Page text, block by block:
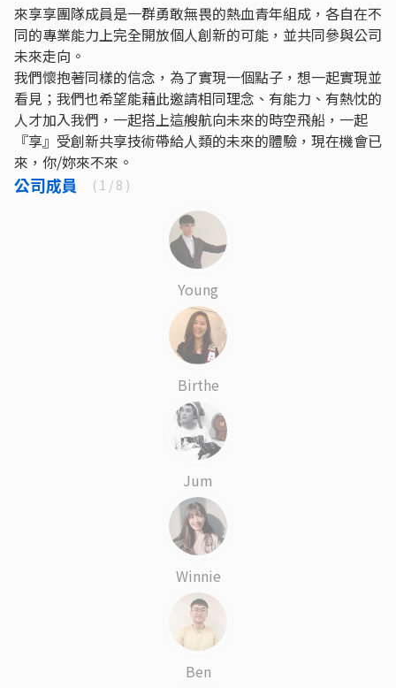
來享享團隊成員是一群勇敢無畏的熱血青年組成，各自在不
同的專業能力上完全開放個人創新的可能，並共同參與公司
未來走向。
我們懷抱著同樣的信念，為了實現一個點子，想一起實現並
看見；我們也希望能藉此邀請相同理念、有能力、有熱忱的
人才加入我們，一起搭上這艘航向未來的時空飛船，一起
『享』受創新共享技術帶給人類的未來的體驗，現在機會已
來，你/妳來不來。
公司成員 ( 1 / 8 )
Young
Birthe
Jum
Winnie
Ben